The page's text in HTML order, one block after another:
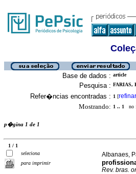
Base de dados : article
Pesquisa : FARIAS,
Refer�ncias encontradas : 1 [refinar
Mostrando: 1 .. 1 no
p�gina 1 de 1
1 / 1
seleciona
para imprimir
Albanaes,
Rev. bras.